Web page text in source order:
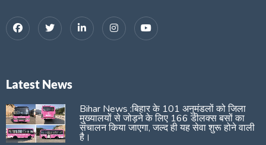
Latest News
Bihar News :बिहार के 101 अनुमंडलों को जिला
मुख्यालयों से जोड़ने के लिए 166 डीलक्स बसों का
संचालन किया जाएगा, जल्द ही यह सेवा शुरू होने वाली
है।